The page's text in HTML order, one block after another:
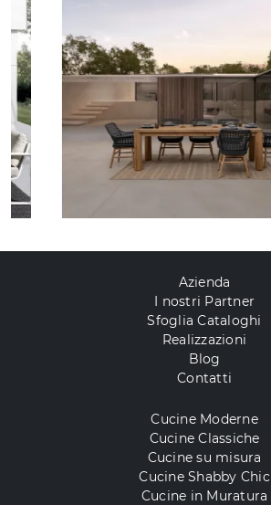
Azienda
I nostri Partner
Sfoglia Cataloghi
Realizzazioni
Blog
Contatti
Cucine Moderne
Cucine Classiche
Cucine su misura
Cucine Shabby Chic
Cucine in Muratura